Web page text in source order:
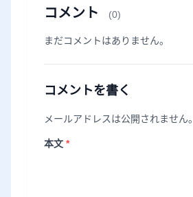
コメント (0)
まだコメントはありません。
コメントを書く
メールアドレスは公開されません。
本文 *